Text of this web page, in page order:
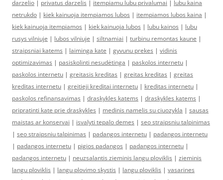
darzelio | privatus darzelis | itempiamu lubu privalumai | lubu kaina
netrukdo | kiek kainuoja itempiamos lubos | itempiamos lubos kaina |
kiek kainuoja itempiamos | kiek kainuoja lubos | lubu kainos | lubu
rusys vilniuje | lubos vilniuje | siltnamiai | turbinu remontas kaune |
straipsniai katems | laiminga kate | gyvunu prekes | vidinis
optimizavimas | pasiskolinti nesudėtinga | paskolos internetu |
paskolos internetu | greitasis kreditas | greitas kreditas | greitas
kreditas internetu | greitieji kreditai internetu | kreditas internetu |
paskolos refinansavimas | draskykles katems | draskykles katems |
pripratinti kate prie draskykles | medinis namelis su ciuozykla | sausas
maistas ar konservai | isvalyti tepalo demes | seo straipsniu talpinimas
| seo straipsniu talpinimas | padangos internetu | padangos internetu
| padangos internetu | pigios padangos | padangos internetu |
padangos internetu | neuzsalantis zieminis langu ploviklis | zieminis
langu ploviklis | langu plovimo skystis | langu ploviklis | vasarines